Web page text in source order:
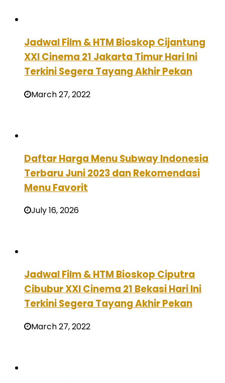
Jadwal Film & HTM Bioskop Cijantung
XXI Cinema 21 Jakarta Timur Hari Ini
Terkini Segera Tayang Akhir Pekan
March 27, 2022
Daftar Harga Menu Subway Indonesia
Terbaru Juni 2023 dan Rekomendasi
Menu Favorit
July 16, 2026
Jadwal Film & HTM Bioskop Ciputra
Cibubur XXI Cinema 21 Bekasi Hari Ini
Terkini Segera Tayang Akhir Pekan
March 27, 2022